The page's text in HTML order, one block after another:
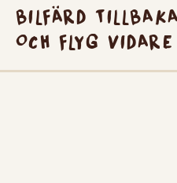
BILFÄRD
OCH FLYG